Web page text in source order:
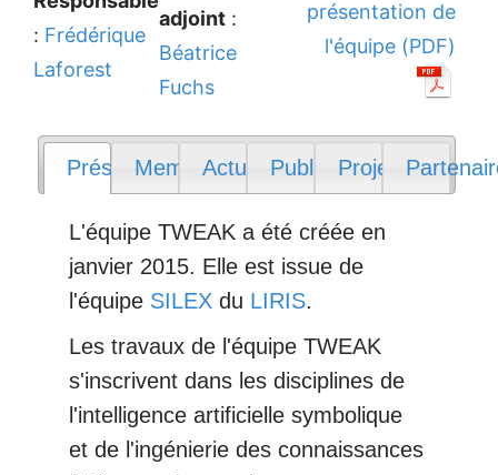
: Frédérique
Laforest
adjoint :
Béatrice
Fuchs
présentation de
l'équipe (PDF)
PrésentationMembresActualitésPublications
Projets
L'équipe TWEAK a été créée en
janvier 2015. Elle est issue de
l'équipe SILEXdu LIRIS.
Les travaux de l'équipe TWEAK
s'inscrivent dans les disciplines de
l'intelligence artificielle symbolique
et de l'ingénierie des connaissances